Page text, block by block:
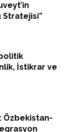
Stratejisi”
İstikrar ve
Özbekistan-